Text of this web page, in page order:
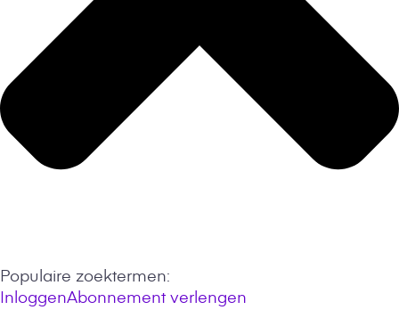
Populaire zoektermen:
InloggenAbonnement verlengen